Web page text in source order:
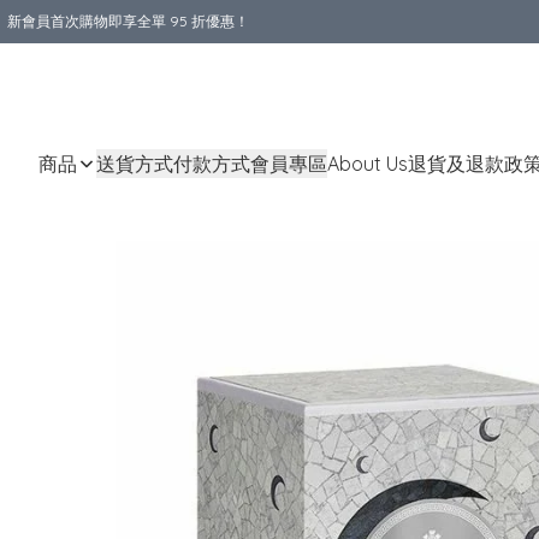
新會員首次購物即享全單 95 折優惠！
商品 送貨方式付款方式會員專區About Us退貨及退款政